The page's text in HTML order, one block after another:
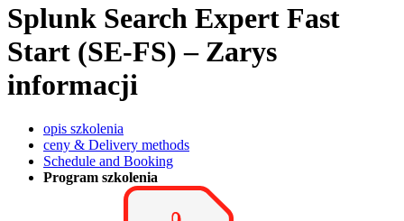
Splunk Search Expert Fast
Start (SE-FS) – Zarys
informacji
opis szkolenia
ceny & Delivery methods
Schedule and Booking
Program szkolenia